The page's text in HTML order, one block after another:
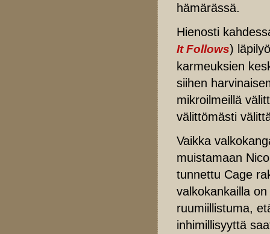
hämärässä.
Hienosti
It Follows)
karmeuksien
siihen
mikroilmeillä
välittömästi
Vaikka
muistamaan
tunnettu Cage
valkokankailla
ruumiillistuma,
inhimillisyyttä